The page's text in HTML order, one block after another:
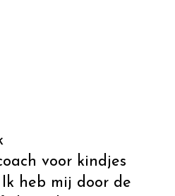
voor kindjes
heb mij door de